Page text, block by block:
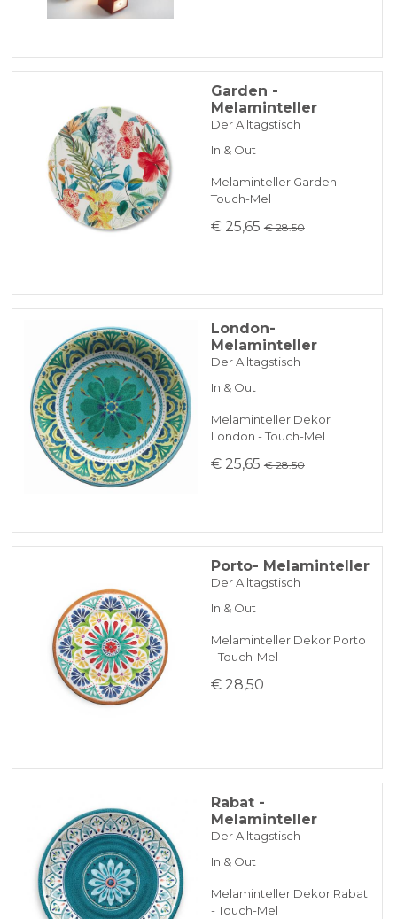
Garden -
Melaminteller
Der Alltagstisch
In & Out
Melaminteller Garden-
Touch-Mel
€ 25,65 € 28.50
London-
Melaminteller
Der Alltagstisch
In & Out
Melaminteller Dekor
London - Touch-Mel
€ 25,65 € 28.50
Porto- Melaminteller
Der Alltagstisch
In & Out
Melaminteller Dekor Porto
- Touch-Mel
€ 28,50
Rabat -
Melaminteller
Der Alltagstisch
In & Out
Melaminteller Dekor Rabat
- Touch-Mel